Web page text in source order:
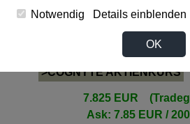
Notwendig
Details einblenden
OK
COGNYTE
>COGNYTE AKTIENKURS
7.825 EUR
Ask: 7.85 EUR /